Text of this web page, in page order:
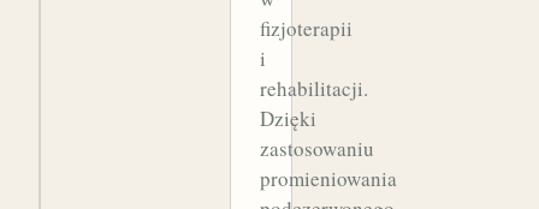
fizjoterapii
i
rehabilitacji.
Dzięki
zastosowaniu
promieniowania